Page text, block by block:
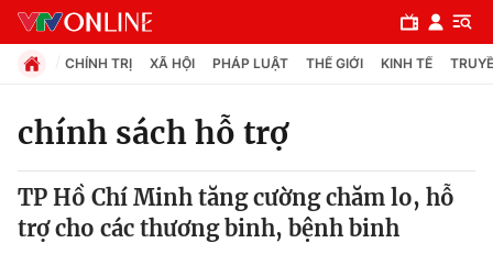
Chuyên mục
Chính trị
CHÍNH TRỊ XÃ HỘI PHÁP LUẬT THẾ GIỚI KINH TẾ
chính sách hỗ trợ
TP Hồ Chí Minh tăng cường chăm lo, hỗ
trợ cho các thương binh, bệnh binh